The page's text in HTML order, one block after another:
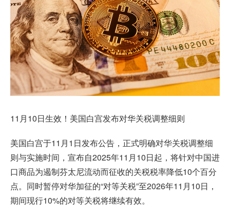
11月10日生效！美国白宫发布对华关税调整细则
美国白宫于11月1日发布公告，正式明确对华关税调整细
则与实施时间，宣布自2025年11月10日起，将针对中国进
口商品为遏制芬太尼流动而征收的关税税率降低10个百分
点。同时暂停对华加征的“对等关税”至2026年11月10日，
期间现行10%的对等关税将继续有效。